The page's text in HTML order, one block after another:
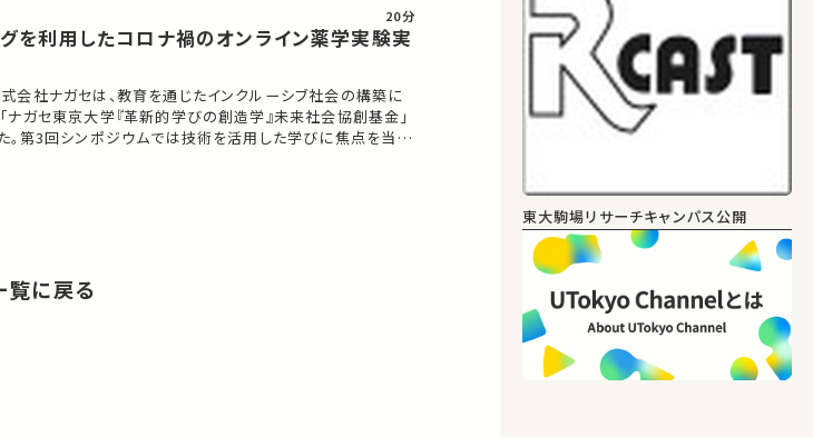
20分
を利用したコロナ禍のオンライン薬学実験実
会社ナガセは、教育を通じたインクルーシブ社会の構築に
ナガセ東京大学『革新的学びの創造学』未来社会協創基金」
。第3回シンポジウムでは技術を活用した学びに焦点を当
応用やメタバースへの展開など「EdTech」に関する研究およ
覧に戻る
東大駒場リサーチキャンパス公開